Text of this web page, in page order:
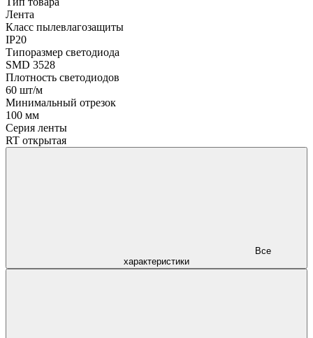
Лента
Класс пылевлагозащиты
IP20
Типоразмер светодиода
SMD 3528
Плотность светодиодов
60 шт/м
Минимальный отрезок
100 мм
Серия ленты
RT открытая
характеристики